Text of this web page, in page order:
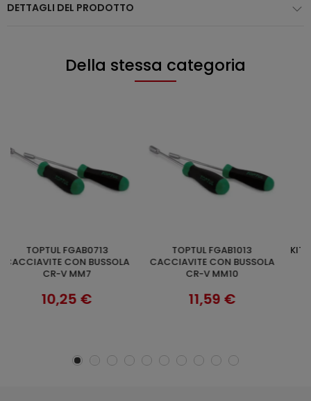
DETTAGLI DEL PRODOTTO
Della stessa categoria
AGGIUNGI AL CARRELLO
TOPTUL FGAB1013
CACCIAVITE CON BUSSOLA
CR-V MM10
11,59 €
AGGIUNGI AL CARRELLO
KLASS 540S07